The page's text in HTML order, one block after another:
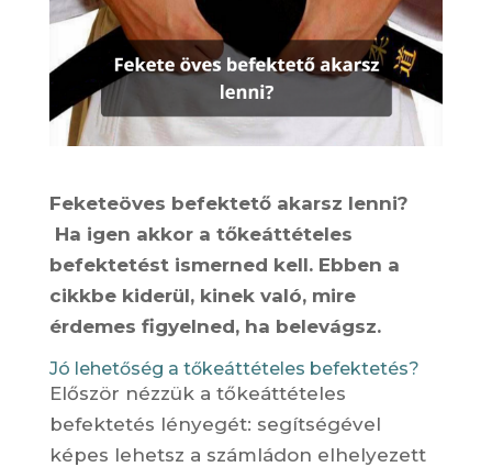
Feketeöves befektető akarsz lenni?
Ha igen akkor a tőkeáttételes
befektetést ismerned kell. Ebben a
cikkbe kiderül, kinek való, mire
érdemes figyelned, ha belevágsz.
Jó lehetőség a tőkeáttételes befektetés?
Először nézzük a tőkeáttételes
befektetés lényegét: segítségével
képes lehetsz a számládon elhelyezett